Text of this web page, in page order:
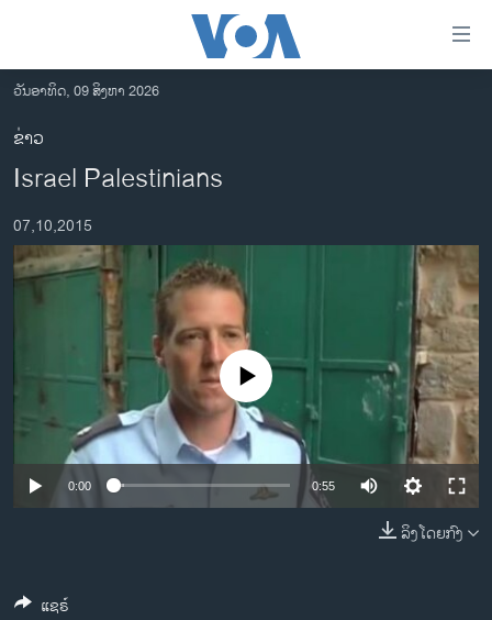
ເຂົ້າ
ຫາ
ຂ້າມ
ຂ້າມ
ໄປ
ຫາ
ຊອກ
ອາເມຣິກາ
ການເລືອກຕັ້ງ ປະທານາທີບໍດີ ສະຫະລັດ 2024
ຂ່າວ​ຈີນ
ໂລກ
ອິດສະຫຼະພາບດ້ານການຂ່າວ
ຊີວິດຊາວລາວ
ຊຸມຊົນຊາວລາວ
ວິທະຍາສາດ-ເທັກໂນໂລຈີ
ພາສາອັງກິດ
ວັນອາທິດ, 09 ສິງຫາ 2026
ຂ່າວ
Israel Palestinians
07,10,2015
No media source currently available
0:00 0:55
ລິງໂດຍກົງ
ແຊຣ໌